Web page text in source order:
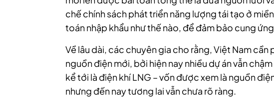
chế chính sách phát triển năng lượng tái tạo ở
toán nhập khẩu như thế nào, để đảm bảo cung
Về lâu dài, các chuyên gia cho rằng, Việt Nam
nguồn điện mới, bởi hiện nay nhiều dự án vẫn
kể tới là điện khí LNG – vốn được xem là nguồn
nhưng đến nay tương lai vẫn chưa rõ ràng.